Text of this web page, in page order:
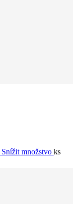
Snížit množstvo ks